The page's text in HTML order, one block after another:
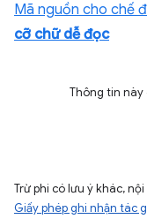
Mã nguồn cho chế
cỡ chữ dễ đọc
Thông tin này
Trừ phi có lưu ý khác,
Giấy phép ghi nhận tác